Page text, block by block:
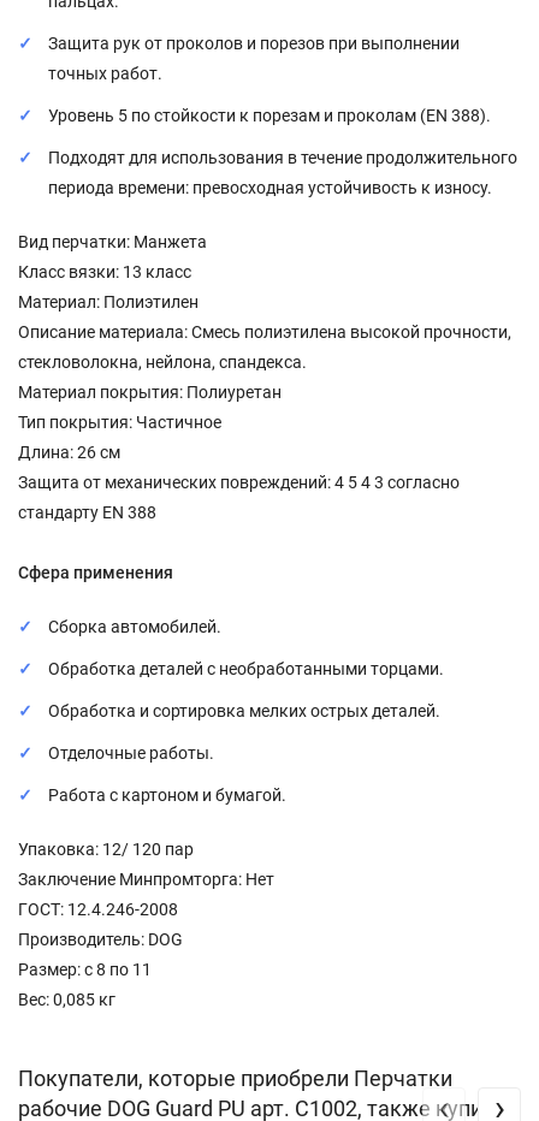
Защита рук от проколов и порезов при выполнении
точных работ.
Уровень 5 по стойкости к порезам и проколам (EN 388).
Подходят для использования в течение продолжительного
периода времени: превосходная устойчивость к износу.
Вид перчатки: Манжета
Класс вязки: 13 класс
Материал: Полиэтилен
Описание материала: Смесь полиэтилена высокой прочности,
стекловолокна, нейлона, спандекса.
Материал покрытия: Полиуретан
Тип покрытия: Частичное
Длина: 26 см
Защита от механических повреждений: 4 5 4 3 согласно
стандарту EN 388
Сфера применения
Сборка автомобилей.
Обработка деталей с необработанными торцами.
Обработка и сортировка мелких острых деталей.
Отделочные работы.
Работа с картоном и бумагой.
Упаковка: 12/ 120 пар
Заключение Минпромторга: Нет
ГОСТ: 12.4.246-2008
Производитель: DOG
Размер: с 8 по 11
Вес: 0,085 кг
Покупатели, которые приобрели Перчатки
рабочие DOG Guard PU арт. С1002, также купили
‹ ›